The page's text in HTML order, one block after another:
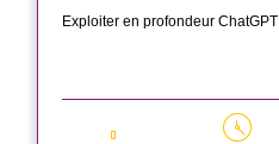
Exploiter en profondeur ChatGPT